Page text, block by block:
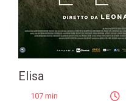
Elisa
107 min